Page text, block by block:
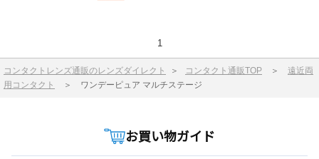
1
コンタクトレンズ通販のレンズダイレクト ＞ コンタクト通販TOP ＞ 遠近両
用コンタクト
＞ ワンデーピュア マルチステージ
お買い物ガイド